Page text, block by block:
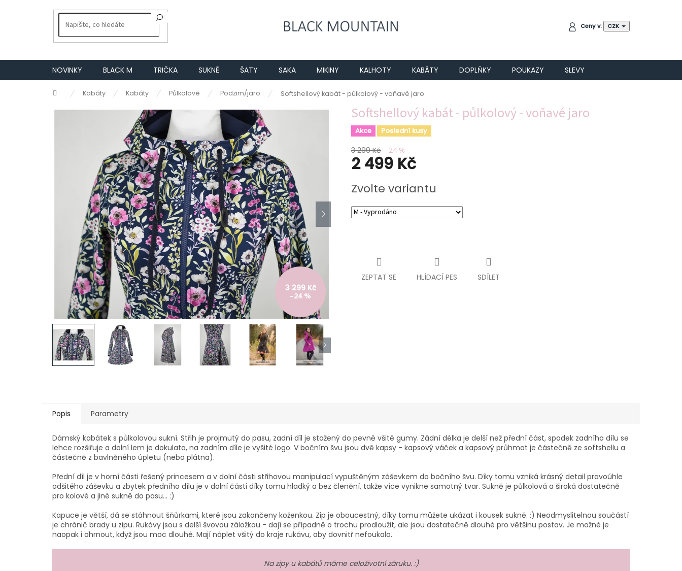
NÁKUPNÍCeny v: CZK
NOVINKY BLACK M TRIČKA SUKNĚ ŠATY SAKA MIKINY KALHOTY KABÁTY DOPLŇKY POUKAZY SLEVY
Domů Kabáty Kabáty Půlkolové Podzim/jaro Softshellový kabát - půlkolový - voňavé jaro
Softshellový kabát - půlkolový - voňavé jaro
Akce Poslední kusy
3 299 Kč
–24 %
3 299 Kč –24 %
2 499 Kč
cena:
Zvolte variantu
ZEPTAT SE HLÍDACÍ PES SDÍLET
Popis Parametry
Dámský kabátek s půlkolovou sukní. Střih je projmutý do pasu, zadní díl je stažený do pevně všité gumy. Zádní délka je delší než přední část, spodek zadního dílu se
lehce rozšiřuje a dolní lem je dokulata, na zadním díle je vyšité logo. V bočním švu jsou dvě kapsy - kapsový váček a kapsový průhmat je částečně ze softshellu a
částečně z bavlněného úpletu (nebo plátna).
Přední díl je v horní části řešený princesem a v dolní části střihovou manipulací vypuštěným záševkem do bočního švu. Díky tomu vzniká krásný detail pravoúhle
odšitého záševku a zbytek předního dílu je v dolní části díky tomu hladký a bez členění, takže více vynikne samotný tvar. Sukně je půlkolová a široká dostatečně
pro kolové a jiné sukně do pasu... :)
Kapuce je větší, dá se stáhnout šňůrkami, které jsou zakončeny koženkou. Zip je oboucestný, díky tomu můžete ukázat i kousek sukně. :) Neodmyslitelnou součástí
je chránič brady u zipu. Rukávy jsou s delší švovou záložkou - dají se případně o trochu prodloužit, ale jsou dostatečně dlouhé pro většinu postav. Je možné je
naopak i ohrnout, když jsou moc dlouhé. Mají náplet všitý do kraje rukávu, aby dovnitř nefoukalo.
Na zipy u kabátů máme celoživotní záruku. :)